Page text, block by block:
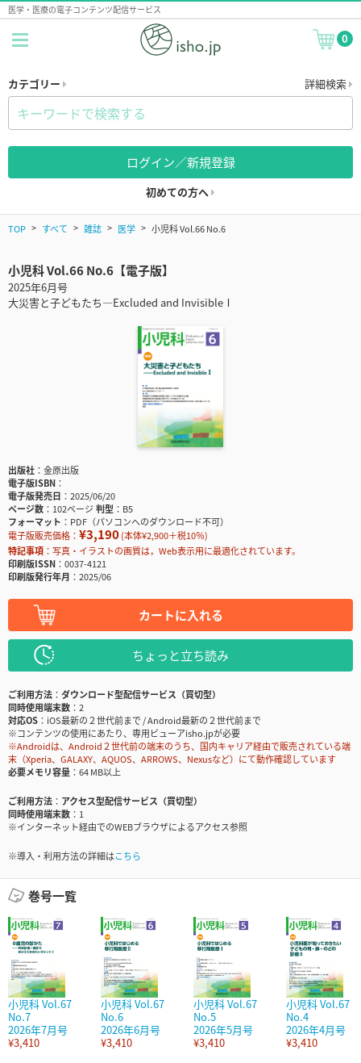
医学・医療の電子コンテンツ配信サービス
0
カテゴリー 詳細検索
ログイン／新規登録
初めての方へ
TOP すべて 雑誌 医学 小児科 Vol.66 No.6
小児科 Vol.66 No.6【電子版】
2025年6月号
大災害と子どもたち―Excluded and InvisibleⅠ
出版社
金原出版
電子版ISBN
電子版発売日
2025/06/20
ページ数
102ページ判型
B5
フォーマット
PDF（パソコンへのダウンロード不可）
電子版販売価格： ¥3,190(本体¥2,900＋税10％)
特記事項
写真・イラストの画質は，Web表示用に最適化されています。
印刷版ISSN
0037-4121
印刷版発行年月
2025/06
カートに入れる
ちょっと立ち読み
ご利用方法
ダウンロード型配信サービス（買切型）
同時使用端末数
2
対応OS
iOS最新の２世代前まで / Android最新の２世代前まで
※コンテンツの使用にあたり、専用ビューアisho.jpが必要
※Androidは、Android２世代前の端末のうち、国内キャリア経由で販売されている端
末（Xperia、GALAXY、AQUOS、ARROWS、Nexusなど）にて動作確認しています
必要メモリ容量
64 MB以上
ご利用方法
アクセス型配信サービス（買切型）
同時使用端末数
1
※インターネット経由でのWEBブラウザによるアクセス参照
※導入・利用方法の詳細はこちら
巻号一覧
小児科 Vol.67
No.7
2026年7月号
¥3,410
小児科 Vol.67
No.6
2026年6月号
¥3,410
小児科 Vol.67
No.5
2026年5月号
¥3,410
小児科 Vol.67
No.4
2026年4月号
¥3,410